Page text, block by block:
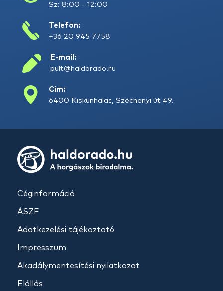
Sz: 8:00 - 12:00
Telefon:
+36 20 945 7758
E-mail:
pult@haldorado.hu
Cím:
6400 Kiskunhalas, Széchenyi út 49.
Céginformáció
ÁSZF
Adatkezelési tájékoztató
Impresszum
Akadálymentesítési nyilatkozat
Elállás